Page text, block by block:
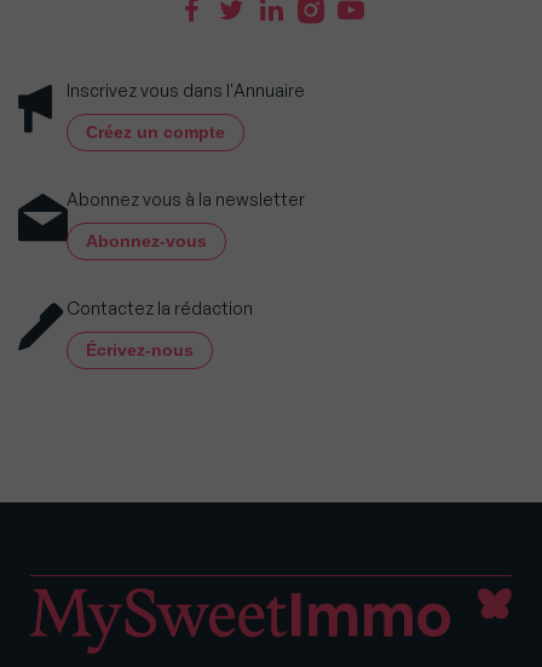
Inscrivez vous dans l'Annuaire
Créez un compte
Abonnez vous à la newsletter
Abonnez-vous
Contactez la rédaction
Écrivez-nous